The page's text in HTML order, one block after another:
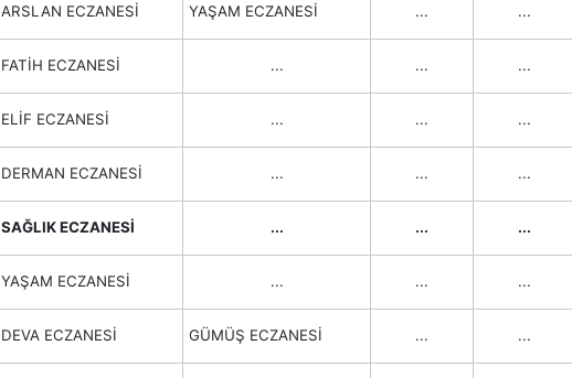
ARSLAN ECZANESİ YAŞAM ECZANESİ ... ...
FATİH ECZANESİ ... ... ...
ELİF ECZANESİ ... ... ...
DERMAN ECZANESİ ... ... ...
SAĞLIK ECZANESİ ... ... ...
YAŞAM ECZANESİ ... ... ...
DEVA ECZANESİ GÜMÜŞ ECZANESİ ... ...